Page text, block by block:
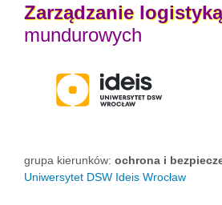
Zarządzanie logistyką
mundurowych
grupa kierunków: ochrona i
Uniwersytet DSW Ideis Wrocław